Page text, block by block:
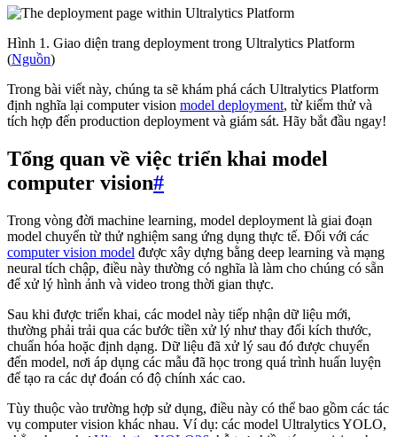
Hình 1. Giao diện trang deployment trong Ultralytics Platform
(Nguồn)
Trong bài viết này, chúng ta sẽ khám phá cách Ultralytics Platform
định nghĩa lại computer vision model deployment, từ kiểm thử và
tích hợp đến production deployment và giám sát. Hãy bắt đầu ngay!
Tổng quan về việc triển khai model
computer vision#
Trong vòng đời machine learning, model deployment là giai đoạn
model chuyển từ thử nghiệm sang ứng dụng thực tế. Đối với các
computer vision model được xây dựng bằng deep learning và mạng
neural tích chập, điều này thường có nghĩa là làm cho chúng có sẵn
để xử lý hình ảnh và video trong thời gian thực.
Sau khi được triển khai, các model này tiếp nhận dữ liệu mới,
thường phải trải qua các bước tiền xử lý như thay đổi kích thước,
chuẩn hóa hoặc định dạng. Dữ liệu đã xử lý sau đó được chuyển
đến model, nơi áp dụng các mẫu đã học trong quá trình huấn luyện
để tạo ra các dự đoán có độ chính xác cao.
Tùy thuộc vào trường hợp sử dụng, điều này có thể bao gồm các tác
vụ computer vision khác nhau. Ví dụ: các model Ultralytics YOLO,